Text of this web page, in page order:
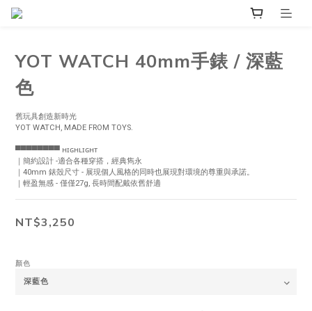
YOT WATCH 40mm手錶 / 深藍
色
舊玩具創造新時光
YOT WATCH, MADE FROM TOYS.
▀▀▀▀▀▀▀▀ ʜɪɢʜʟɪɢʜᴛ
｜簡約設計 -適合各種穿搭，經典雋永
｜40mm 錶殼尺寸 - 展現個人風格的同時也展現對環境的尊重與承諾。
｜輕盈無感 - 僅僅27g, 長時間配戴依舊舒適
NT$3,250
顏色